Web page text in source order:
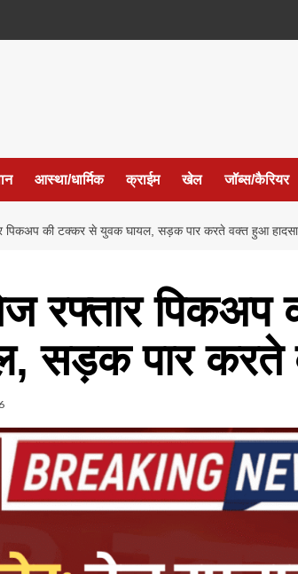
आस्था/धार्मिक क्राईम खेल जॉब्स/कैरियर
पिकअप की टक्कर से युवक घायल, सड़क पार करते वक्त हुआ हादसा
रफ्तार
सड़क पार करते